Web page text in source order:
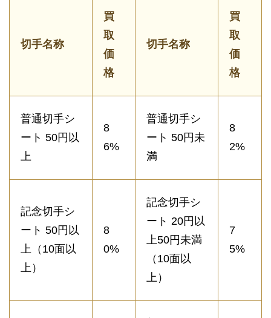
切手名称
買
取
価
格
切手名称
買
取
価
格
普通切手シ
ート 50円以
上
8
6%
普通切手シ
ート 50円未
満
8
2%
記念切手シ
ート 50円以
上（10面以
上）
8
0%
記念切手シ
ート 20円以
上50円未満
（10面以
上）
7
5%